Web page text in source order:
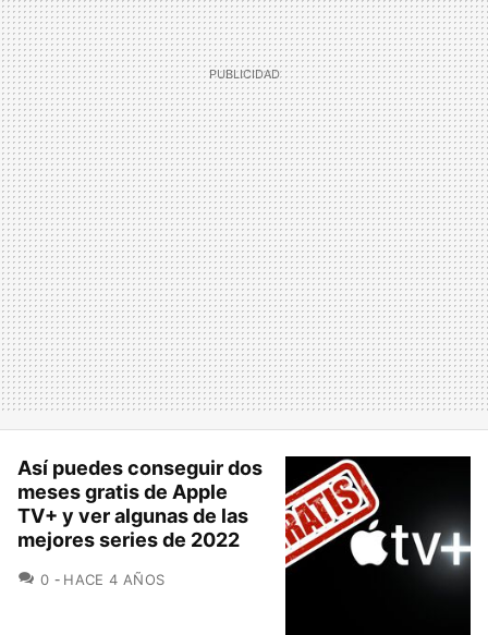
Así puedes conseguir dos
meses gratis de Apple
TV+ y ver algunas de las
mejores series de 2022
0 COMENTARIOS
HACE 4 AÑOS